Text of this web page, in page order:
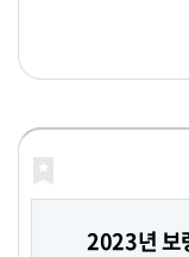
대형마트
신용
[합성]
2023년 보